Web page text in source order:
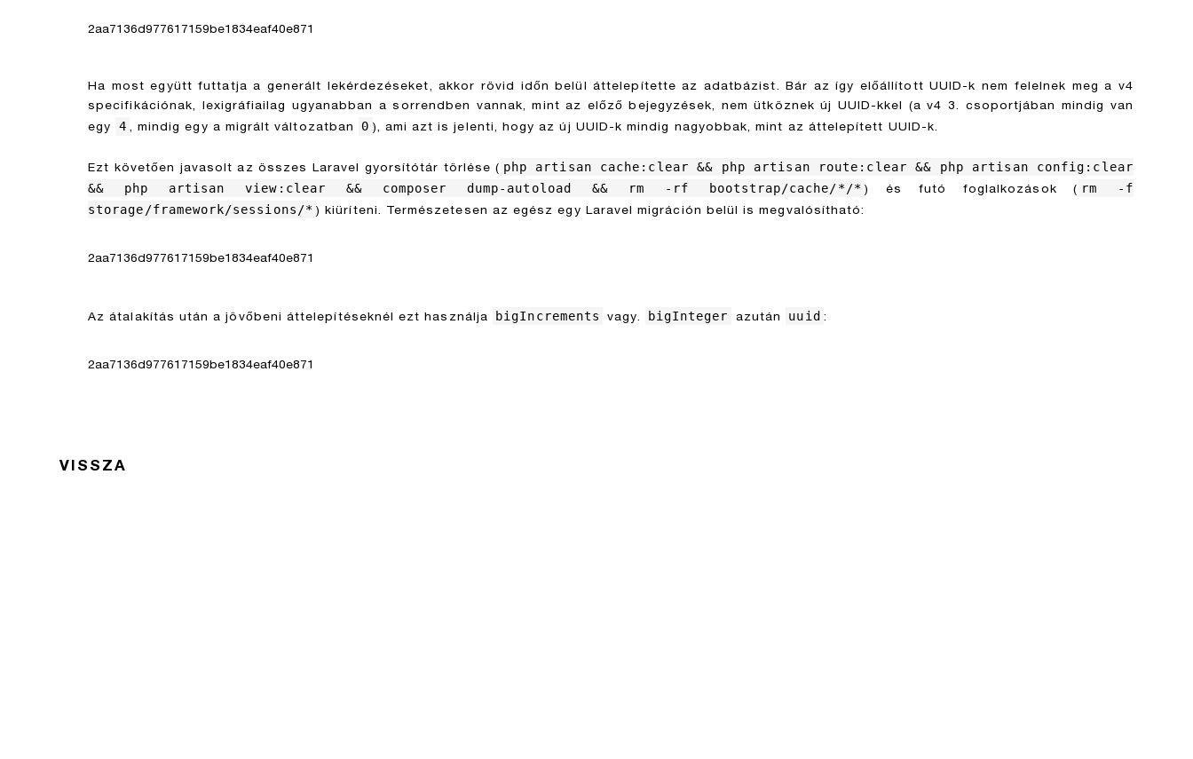
2aa7136d977617159be1834eaf40e871
Ha most együtt futtatja a generált lekérdezéseket, akkor rövid időn belül áttelepítette az adatbázist. Bár az így előállított UUID-k nem felelnek meg a v4
specifikációnak, lexigráfiailag ugyanabban a sorrendben vannak, mint az előző bejegyzések, nem ütköznek új UUID-kkel (a v4 3. csoportjában mindig van
egy
4 , mindig egy a migrált változatban 0 ), ami azt is jelenti, hogy az új UUID-k mindig nagyobbak, mint az áttelepített UUID-k.
Ezt követően javasolt az összes Laravel gyorsítótár törlése ( php artisan cache:clear && php artisan route:clear && php artisan config:clear
&& php artisan view:clear && composer dump-autoload && rm -rf bootstrap/cache/*/* ) és futó foglalkozások ( rm -f
storage/framework/sessions/* ) kiüríteni. Természetesen az egész egy Laravel migráción belül is megvalósítható:
2aa7136d977617159be1834eaf40e871
Az átalakítás után a jövőbeni áttelepítéseknél ezt használja bigIncrements vagy. bigInteger azután uuid :
2aa7136d977617159be1834eaf40e871
VISSZA